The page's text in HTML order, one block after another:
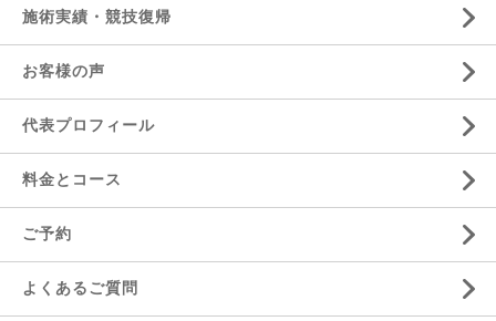
施術実績・競技復帰
お客様の声
代表プロフィール
料金とコース
ご予約
よくあるご質問